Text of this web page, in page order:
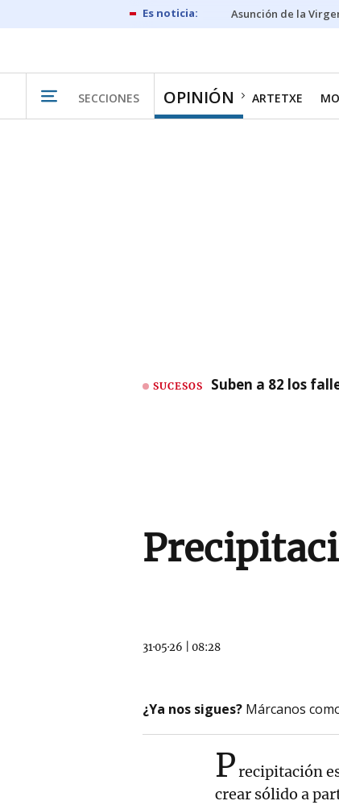
Asunción de la
SECCIONES OPINIÓN ARTETXE
SUCESOS Suben a 82 los
31·05·26 08:28
¿Ya nos sigues? Márcanos
Precipitación
crear sólido a